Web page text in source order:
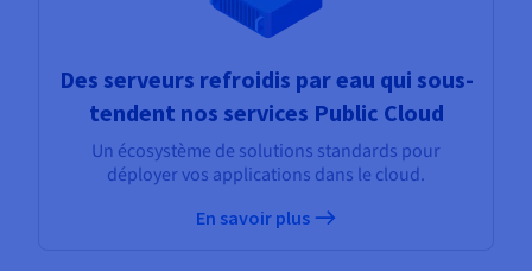
Des serveurs refroidis par eau qui sous-
tendent nos services Public Cloud
Un écosystème de solutions standards pour
déployer vos applications dans le cloud.
En savoir plus